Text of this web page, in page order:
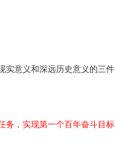
意义和深远历史意义的三件
，实现第一个百年奋斗目标